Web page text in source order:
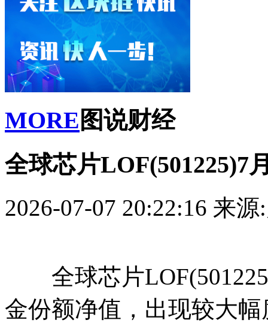
MORE 图说财经
全球芯片LOF(501225)7
2026-07-07 20:22:16 来源
全球芯片
金份额净值，出现较大